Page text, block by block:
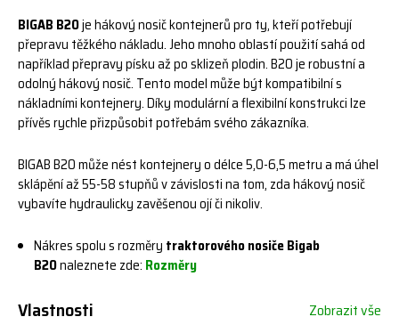
BIGAB B20je hákový nosič kontejnerů pro ty, kteří potřebují
přepravu těžkého nákladu. Jeho mnoho oblastí použití sahá od
například přepravy písku až po sklizeň plodin. B20 je robustní a
odolný hákový nosič. Tento model může být kompatibilní s
nákladními kontejnery. Díky modulární a flexibilní konstrukci lze
přívěs rychle přizpůsobit potřebám svého zákazníka.
BIGAB B20 může nést kontejnery o délce 5,0-6,5 metru a má úhel
sklápění až 55-58 stupňů v závislosti na tom, zda hákový nosič
vybavíte hydraulicky zavěšenou ojí či nikoliv.
Nákres spolu s rozměry traktorového nosiče Bigab
B20naleznete zde: Rozměry
Vlastnosti Zobrazit vše